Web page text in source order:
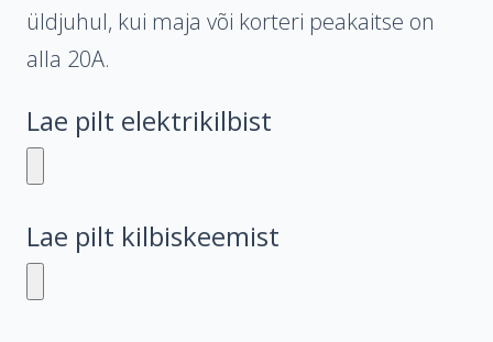
üldjuhul, kui maja või korteri peakaitse on
alla 20A.
Lae pilt elektrikilbist
Lae pilt kilbiskeemist